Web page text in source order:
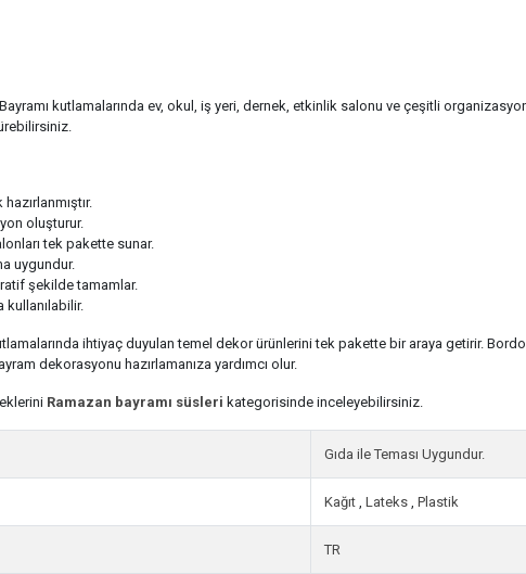
kutlamalarında ev, okul, iş yeri, dernek, etkinlik salonu ve çeşitli
oluşturur.
tek pakette sunar.
uygundur.
şekilde tamamlar.
kullanılabilir.
ihtiyaç duyulan temel dekor ürünlerini tek pakette bir araya getirir.
dekorasyonu hazırlamanıza yardımcı olur.
Ramazan bayramı süsleri kategorisinde inceleyebilirsiniz.
Gıda ile Teması Uygundur.
Kağıt , Lateks , Plastik
TR